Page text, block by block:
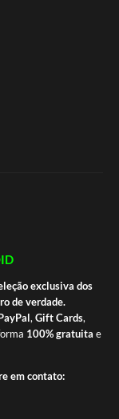
exclusiva dos
de verdade.
, Gift Cards,
100% gratuita e
em contato: